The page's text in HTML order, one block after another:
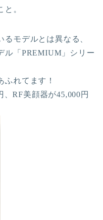
。
モデルとは異なる、
ル「PREMIUM」シリー
れてます！
RF美顔器が45,000円